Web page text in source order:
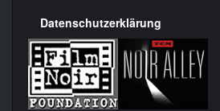
Datenschutzerklärung